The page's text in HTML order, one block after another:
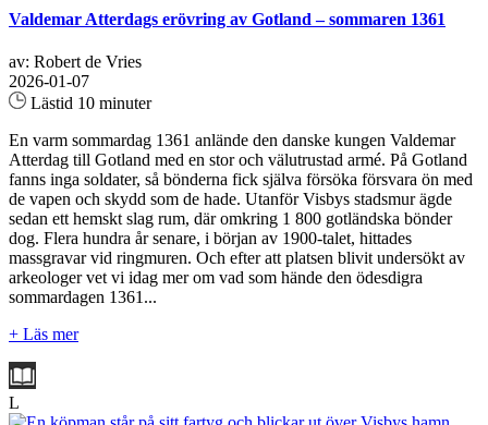
Valdemar Atterdags erövring av Gotland – sommaren 1361
av: Robert de Vries
2026-01-07
Lästid 10 minuter
En varm sommardag 1361 anlände den danske kungen Valdemar
Atterdag till Gotland med en stor och välutrustad armé. På Gotland
fanns inga soldater, så bönderna fick själva försöka försvara ön med
de vapen och skydd som de hade. Utanför Visbys stadsmur ägde
sedan ett hemskt slag rum, där omkring 1 800 gotländska bönder
dog. Flera hundra år senare, i början av 1900-talet, hittades
massgravar vid ringmuren. Och efter att platsen blivit undersökt av
arkeologer vet vi idag mer om vad som hände den ödesdigra
sommardagen 1361...
+ Läs mer
L